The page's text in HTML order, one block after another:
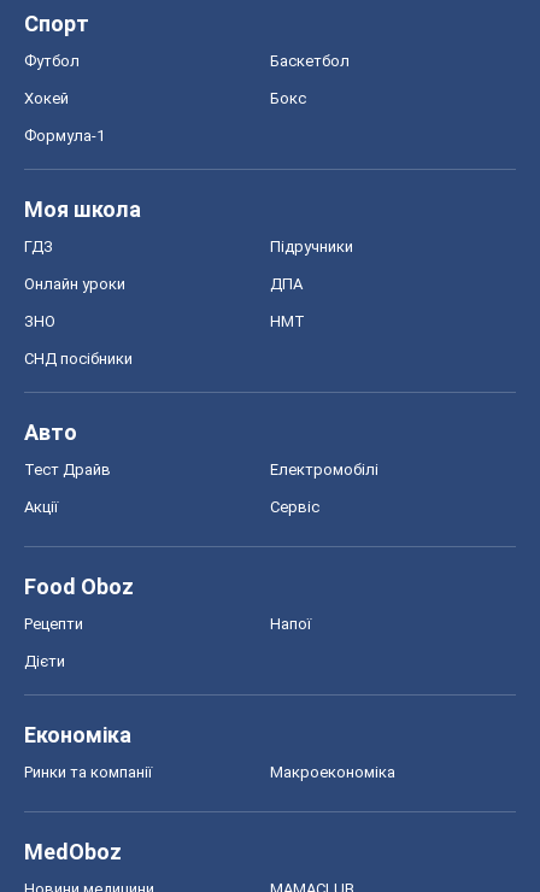
Спорт
Футбол Баскетбол
Хокей Бокс
Формула-1
Моя школа
ГДЗ Підручники
Онлайн уроки ДПА
ЗНО НМТ
СНД посібники
Авто
Тест Драйв Електромобілі
Акції Сервіс
Food Oboz
Рецепти Напої
Дієти
Економіка
Ринки та компанії Макроекономіка
MedOboz